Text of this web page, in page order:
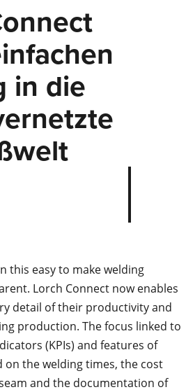
in die
this easy to make welding
Lorch Connect now enables
detail of their productivity and
production. The focus linked to
(KPIs) and features of
on the welding times, the cost
and the documentation of